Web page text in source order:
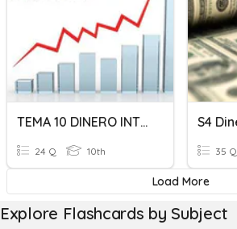
TEMA 10 DINERO INTERÉS E INFLACIÓN (II)
24 Q 10th 35 Q
Load More
Explore Flashcards by Subject